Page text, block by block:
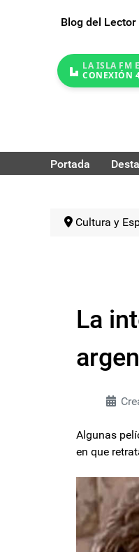
Blog del Lector
LA ISLA FM
CONEXIÓN
Portada
Cultura y
La
Algunas
en que